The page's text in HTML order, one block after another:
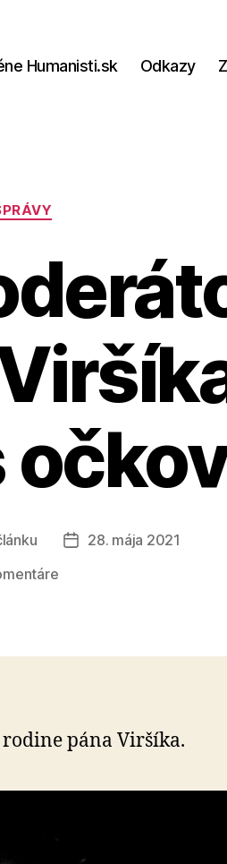
Humanisti.sk Odkazy
Dátum
28. mája 2021
na
Viršíka
pána Viršíka.